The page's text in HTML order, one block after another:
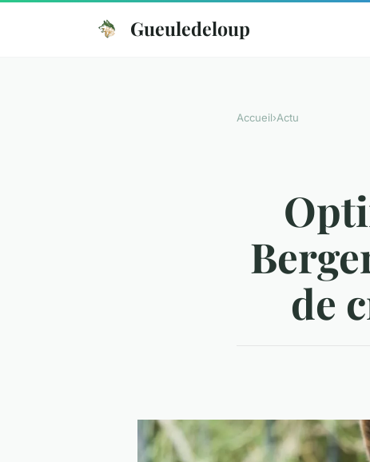
Gueuledeloup
Accueil›Actu
de